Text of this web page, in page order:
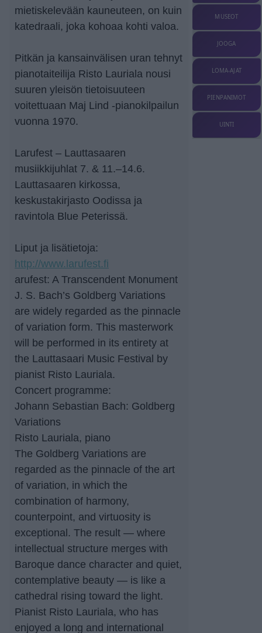
mietiskelevään kauneuteen, on kuin
katedraali, joka kohoaa kohti valoa.
Pitkän ja kansainvälisen uran tehnyt
pianotaiteilija Risto Lauriala nousi
suuren yleisön tietoisuuteen
voitettuaan Maj Lind -pianokilpailun
vuonna 1970.
Larufest – Lauttasaaren
musiikkijuhlat 7. & 11.–14.6.
Lauttasaaren kirkossa,
keskustakirjasto Oodissa ja
ravintola Blue Peterissä.
Liput ja lisätietoja:
http://www.larufest.fi
arufest: A Transcendent Monument
J. S. Bach’s Goldberg Variations
are widely regarded as the pinnacle
of variation form. This masterwork
will be performed in its entirety at
the Lauttasaari Music Festival by
pianist Risto Lauriala.
Concert programme:
Johann Sebastian Bach: Goldberg
Variations
Risto Lauriala, piano
The Goldberg Variations are
regarded as the pinnacle of the art
of variation, in which the
combination of harmony,
counterpoint, and virtuosity is
exceptional. The result — where
intellectual structure merges with
Baroque dance character and quiet,
contemplative beauty — is like a
cathedral rising toward the light.
Pianist Risto Lauriala, who has
enjoyed a long and international
MUSEOT
JOOGA
LOMA-AJAT
PIENPANIMOT
UINTI